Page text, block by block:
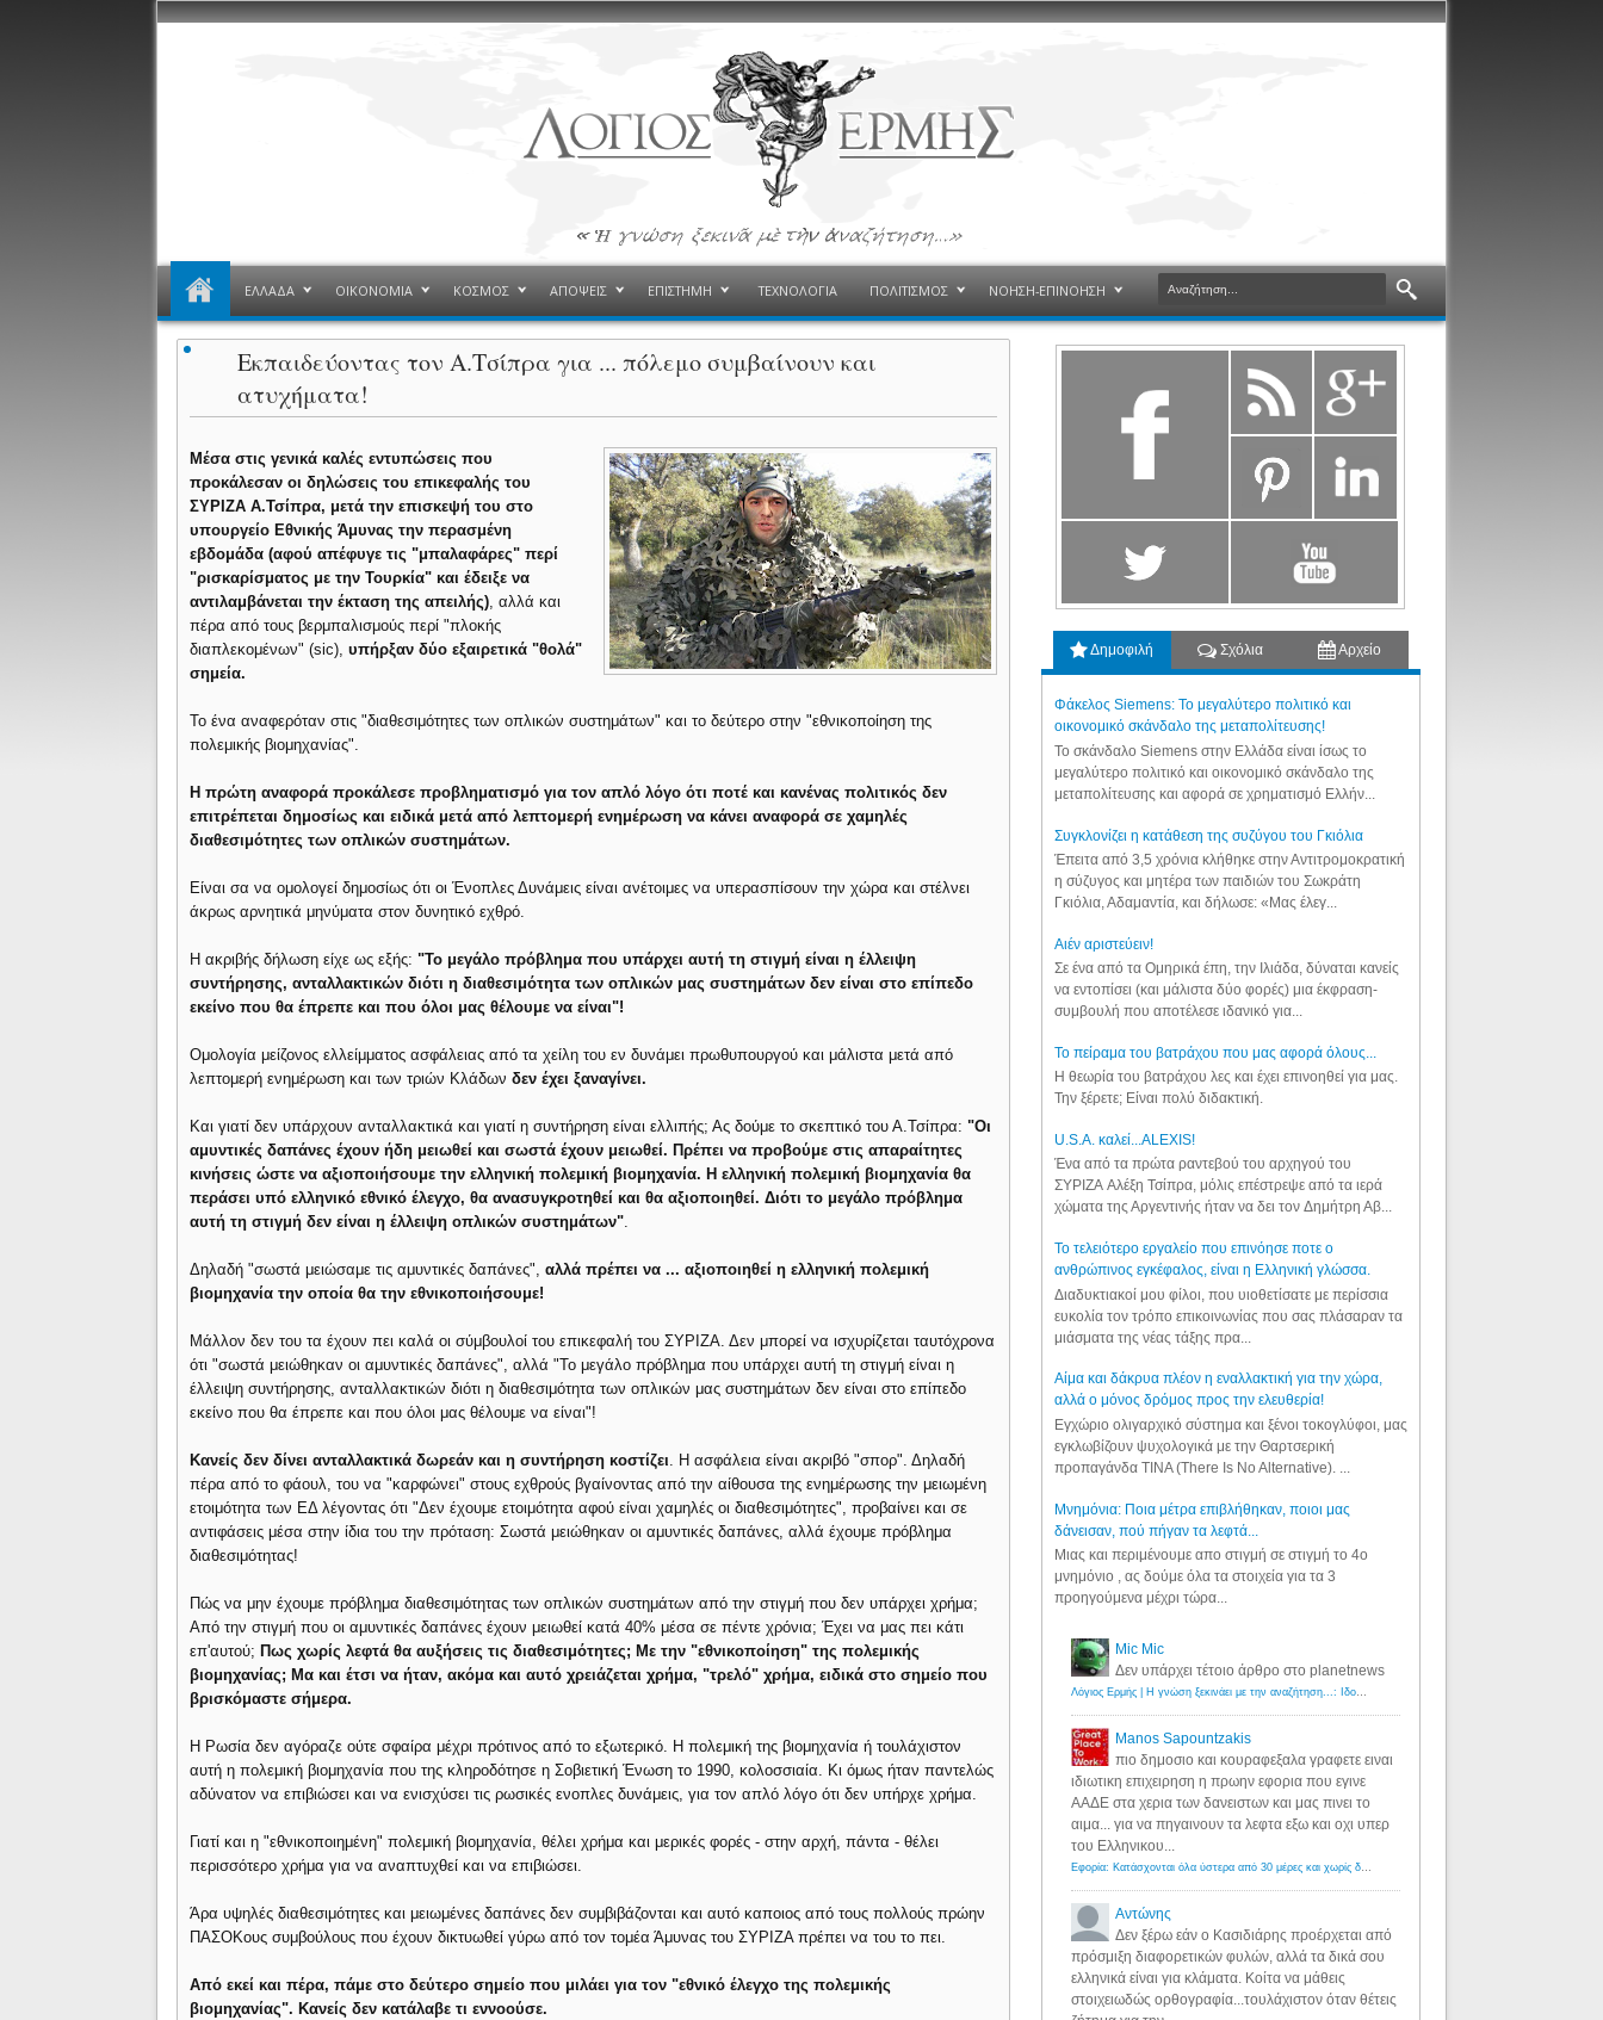
ΕΛΛΑΔΑ ΟΙΚΟΝΟΜΙΑ ΚΟΣΜΟΣ ΑΠΟΨΕΙΣ ΕΠΙΣΤΗΜΗ ΤΕΧΝΟΛΟΓΙΑ ΠΟΛΙΤΙΣΜΟΣ ΝΟΗΣΗ-ΕΠΙΝΟΗΣΗ
Εκπαιδεύοντας τον Α.Τσίπρα για ... πόλεμο συμβαίνουν και
ατυχήματα!
Μέσα στις γενικά καλές εντυπώσεις που
προκάλεσαν οι δηλώσεις του επικεφαλής του
ΣΥΡΙΖΑ Α.Τσίπρα, μετά την επισκεψή του στο
υπουργείο Εθνικής Άμυνας την περασμένη
εβδομάδα (αφού απέφυγε τις "μπαλαφάρες" περί
"ρισκαρίσματος με την Τουρκία" και έδειξε να
αντιλαμβάνεται την έκταση της απειλής), αλλά και
πέρα από τους βερμπαλισμούς περί "πλοκής
διαπλεκομένων" (sic),υπήρξαν δύο εξαιρετικά "θολά"
σημεία.
Το ένα αναφερόταν στις "διαθεσιμότητες των οπλικών συστημάτων" και το δεύτερο στην "εθνικοποίηση της
πολεμικής βιομηχανίας".
Η πρώτη αναφορά προκάλεσε προβληματισμό για τον απλό λόγο ότι ποτέ και κανένας πολιτικός δεν
επιτρέπεται δημοσίως και ειδικά μετά από λεπτομερή ενημέρωση να κάνει αναφορά σε χαμηλές
διαθεσιμότητες των οπλικών συστημάτων.
Είναι σα να ομολογεί δημοσίως ότι οι Ένοπλες Δυνάμεις είναι ανέτοιμες να υπερασπίσουν την χώρα και στέλνει
άκρως αρνητικά μηνύματα στον δυνητικό εχθρό.
Η ακριβής δήλωση είχε ως εξής:"Το μεγάλο πρόβλημα που υπάρχει αυτή τη στιγμή είναι η έλλειψη
συντήρησης, ανταλλακτικών διότι η διαθεσιμότητα των οπλικών μας συστημάτων δεν είναι στο επίπεδο
εκείνο που θα έπρεπε και που όλοι μας θέλουμε να είναι"!
Ομολογία μείζονος ελλείμματος ασφάλειας από τα χείλη του εν δυνάμει πρωθυπουργού και μάλιστα μετά από
λεπτομερή ενημέρωση και των τριών Κλάδωνδεν έχει ξαναγίνει.
Και γιατί δεν υπάρχουν ανταλλακτικά και γιατί η συντήρηση είναι ελλιπής; Ας δούμε το σκεπτικό του Α.Τσίπρα:"Οι
αμυντικές δαπάνες έχουν ήδη μειωθεί και σωστά έχουν μειωθεί. Πρέπει να προβούμε στις απαραίτητες
κινήσεις ώστε να αξιοποιήσουμε την ελληνική πολεμική βιομηχανία. Η ελληνική πολεμική βιομηχανία θα
περάσει υπό ελληνικό εθνικό έλεγχο, θα ανασυγκροτηθεί και θα αξιοποιηθεί. Διότι το μεγάλο πρόβλημα
αυτή τη στιγμή δεν είναι η έλλειψη οπλικών συστημάτων".
Δηλαδή "σωστά μειώσαμε τις αμυντικές δαπάνες",αλλά πρέπει να ... αξιοποιηθεί η ελληνική πολεμική
βιομηχανία την οποία θα την εθνικοποιήσουμε!
Μάλλον δεν του τα έχουν πει καλά οι σύμβουλοί του επικεφαλή του ΣΥΡΙΖΑ. Δεν μπορεί να ισχυρίζεται ταυτόχρονα
ότι "σωστά μειώθηκαν οι αμυντικές δαπάνες", αλλά "Το μεγάλο πρόβλημα που υπάρχει αυτή τη στιγμή είναι η
έλλειψη συντήρησης, ανταλλακτικών διότι η διαθεσιμότητα των οπλικών μας συστημάτων δεν είναι στο επίπεδο
εκείνο που θα έπρεπε και που όλοι μας θέλουμε να είναι"!
Κανείς δεν δίνει ανταλλακτικά δωρεάν και η συντήρηση κοστίζει. Η ασφάλεια είναι ακριβό "σπορ". Δηλαδή
πέρα από το φάουλ, του να "καρφώνει" στους εχθρούς βγαίνοντας από την αίθουσα της ενημέρωσης την μειωμένη
ετοιμότητα των ΕΔ λέγοντας ότι "Δεν έχουμε ετοιμότητα αφού είναι χαμηλές οι διαθεσιμότητες", προβαίνει και σε
αντιφάσεις μέσα στην ίδια του την πρόταση: Σωστά μειώθηκαν οι αμυντικές δαπάνες, αλλά έχουμε πρόβλημα
διαθεσιμότητας!
Πώς να μην έχουμε πρόβλημα διαθεσιμότητας των οπλικών συστημάτων από την στιγμή που δεν υπάρχει χρήμα;
Από την στιγμή που οι αμυντικές δαπάνες έχουν μειωθεί κατά 40% μέσα σε πέντε χρόνια; Έχει να μας πει κάτι
επ'αυτού; Πως χωρίς λεφτά θα αυξήσεις τις διαθεσιμότητες; Με την "εθνικοποίηση" της πολεμικής
βιομηχανίας; Μα και έτσι να ήταν, ακόμα και αυτό χρειάζεται χρήμα, "τρελό" χρήμα, ειδικά στο σημείο που
βρισκόμαστε σήμερα.
Η Ρωσία δεν αγόραζε ούτε σφαίρα μέχρι πρότινος από το εξωτερικό. Η πολεμική της βιομηχανία ή τουλάχιστον
αυτή η πολεμική βιομηχανία που της κληροδότησε η Σοβιετική Ένωση το 1990, κολοσσιαία. Κι όμως ήταν παντελώς
αδύνατον να επιβιώσει και να ενισχύσει τις ρωσικές ενοπλες δυνάμεις, για τον απλό λόγο ότι δεν υπήρχε χρήμα.
Γιατί και η "εθνικοποιημένη" πολεμική βιομηχανία, θέλει χρήμα και μερικές φορές - στην αρχή, πάντα - θέλει
περισσότερο χρήμα για να αναπτυχθεί και να επιβιώσει.
Άρα υψηλές διαθεσιμότητες και μειωμένες δαπάνες δεν συμβιβάζονται και αυτό καποιος από τους πολλούς πρώην
ΠΑΣΟΚους συμβούλους που έχουν δικτυωθεί γύρω από τον τομέα Άμυνας του ΣΥΡΙΖΑ πρέπει να του το πει.
Από εκεί και πέρα, πάμε στο δεύτερο σημείο που μιλάει για τον "εθνικό έλεγχο της πολεμικής
βιομηχανίας". Κανείς δεν κατάλαβε τι εννοούσε.
Δημοφιλή Σχόλια Αρχείο
Φάκελος Siemens: Το μεγαλύτερο πολιτικό και
οικονομικό σκάνδαλο της μεταπολίτευσης!
Το σκάνδαλο Siemens στην Ελλάδα είναι ίσως το
μεγαλύτερο πολιτικό και οικονομικό σκάνδαλο της
μεταπολίτευσης και αφορά σε χρηματισμό Ελλήν...
Συγκλονίζει η κατάθεση της συζύγου του Γκιόλια
Έπειτα από 3,5 χρόνια κλήθηκε στην Αντιτρομοκρατική
η σύζυγος και μητέρα των παιδιών του Σωκράτη
Γκιόλια, Αδαμαντία, και δήλωσε: «Μας έλεγ...
Aιέν αριστεύειν!
Σε ένα από τα Ομηρικά έπη, την Ιλιάδα, δύναται κανείς
να εντοπίσει (και μάλιστα δύο φορές) μια έκφραση-
συμβουλή που αποτέλεσε ιδανικό για...
Το πείραμα του βατράχου που μας αφορά όλους...
Η θεωρία του βατράχου λες και έχει επινοηθεί για μας.
Την ξέρετε; Είναι πολύ διδακτική.
U.S.A. καλεί...ALEXIS!
Ένα από τα πρώτα ραντεβού του αρχηγού του
ΣΥΡΙΖΑ Αλέξη Τσίπρα, μόλις επέστρεψε από τα ιερά
χώματα της Αργεντινής ήταν να δει τον Δημήτρη Αβ...
Το τελειότερο εργαλείο που επινόησε ποτε ο
ανθρώπινος εγκέφαλος, είναι η Ελληνική γλώσσα.
Διαδυκτιακοί μου φίλοι, που υιοθετίσατε με περίσσια
ευκολία τον τρόπο επικοινωνίας που σας πλάσαραν τα
μιάσματα της νέας τάξης πρα...
Αίμα και δάκρυα πλέον η εναλλακτική για την χώρα,
αλλά ο μόνος δρόμος προς την ελευθερία!
Εγχώριο ολιγαρχικό σύστημα και ξένοι τοκογλύφοι, μας
εγκλωβίζουν ψυχολογικά με την Θαρτσερική
προπαγάνδα TINA (There Is No Alternative). ...
Μνημόνια: Ποια μέτρα επιβλήθηκαν, ποιοι μας
δάνεισαν, πού πήγαν τα λεφτά...
Μιας και περιμένουμε απο στιγμή σε στιγμή το 4ο
μνημόνιο , ας δούμε όλα τα στοιχεία για τα 3
προηγούμενα μέχρι τώρα...
Mic Mic
Δεν υπάρχει τέτοιο άρθρο στο planetnews
Λόγιος Ερμής | Η γνώση ξεκινάει με την αναζήτηση...: Ιδού οι 18 που χρωστούν 11 δις ευρώ!
Manos Sapountzakis
πιο δημοσιο και κουραφεξαλα γραφετε ειναι
ιδιωτικη επιχειρηση η πρωην εφορια που εγινε
ΑΑΔΕ στα χερια των δανειστων και μας πινει το
αιμα... για να πηγαινουν τα λεφτα εξω και οχι υπερ
του Ελληνικου...
Εφορία: Κατάσχονται όλα ύστερα από 30 μέρες και χωρίς δικαστικές αποφάσεις - Λόγιος Ερμής
Αντώνης
Δεν ξέρω εάν ο Κασιδιάρης προέρχεται από
πρόσμιξη διαφορετικών φυλών, αλλά τα δικά σου
ελληνικά είναι για κλάματα. Κοίτα να μάθεις
στοιχειωδώς ορθογραφία...τουλάχιστον όταν θέτεις